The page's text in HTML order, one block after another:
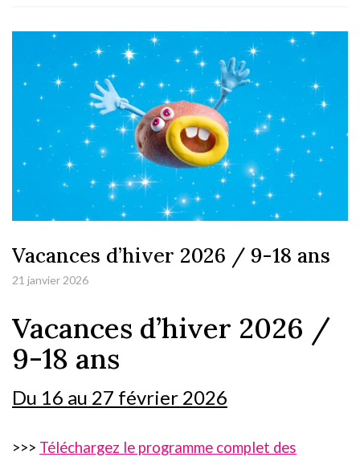
Vacances d’hiver 2026 / 9-18 ans
21 janvier 2026
Vacances d’hiver 2026 /
9-18 ans
Du 16 au 27 février 2026
>>> Téléchargez le programme complet des